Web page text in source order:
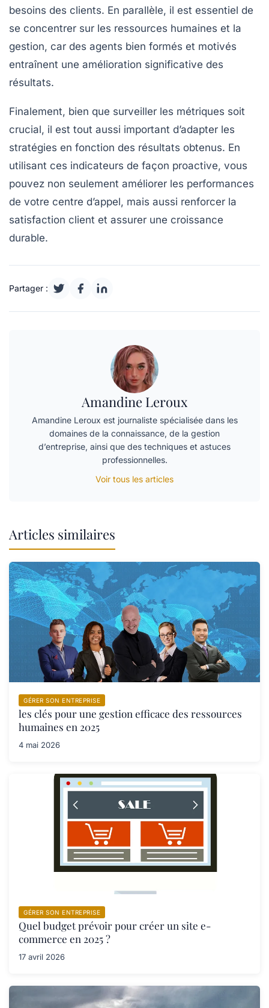
besoins des clients. En parallèle, il est essentiel de
se concentrer sur les ressources humaines et la
gestion, car des agents bien formés et motivés
entraînent une amélioration significative des
résultats.
Finalement, bien que surveiller les métriques soit
crucial, il est tout aussi important d’adapter les
stratégies en fonction des résultats obtenus. En
utilisant ces indicateurs de façon proactive, vous
pouvez non seulement améliorer les performances
de votre centre d’appel, mais aussi renforcer la
satisfaction client et assurer une croissance
durable.
Partager :
Amandine Leroux
Amandine Leroux est journaliste spécialisée dans les
domaines de la connaissance, de la gestion
d’entreprise, ainsi que des techniques et astuces
professionnelles.
Voir tous les articles
Articles similaires
GÉRER SON ENTREPRISE
les clés pour une gestion efficace des ressources
humaines en 2025
4 mai 2026
GÉRER SON ENTREPRISE
Quel budget prévoir pour créer un site e-
commerce en 2025 ?
17 avril 2026